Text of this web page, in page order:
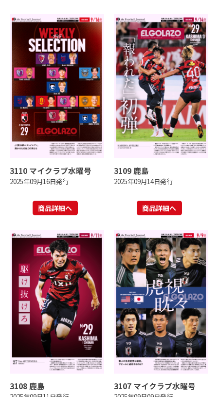
3110 マイクラブ水曜号
2025年09月16日発行
商品詳細へ
3109 鹿島
2025年09月14日発行
商品詳細へ
3108 鹿島 3107 マイクラブ水曜号